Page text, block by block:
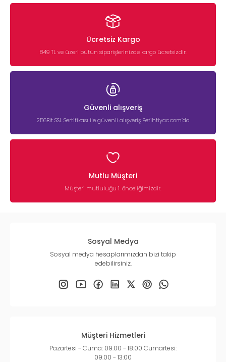
Ücretsiz Kargo
849 TL ve üzeri bütün siparişlerinizde kargo ücretsizdir.
Güvenli alışveriş
256Bit SSL Sertifikası ile güvenli alışveriş Petihtiyac.com’da
Mutlu Müşteri
Müşteri mutluluğu 1. önceliğimizdir.
Sosyal Medya
Sosyal medya hesaplarımızdan bizi takip
edebilirsiniz.
Müşteri Hizmetleri
Pazartesi - Cuma: 09:00 - 18:00 Cumartesi:
09:00 - 13:00